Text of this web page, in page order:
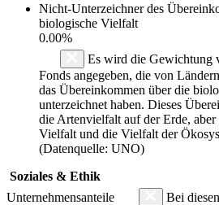
Nicht-Unterzeichner des
biologische Vielfalt
0.00%
Es wird die Gewichtung
Fonds angegeben, die von
das Übereinkommen über die
unterzeichnet haben. Dieses
die Artenvielfalt auf der Erde, aber
Vielfalt und die Vielfalt der
(Datenquelle: UNO)
Soziales & Ethik
Unternehmensanteile
Bei